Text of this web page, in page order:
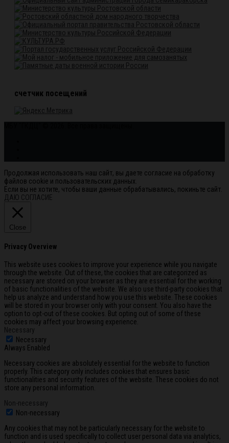
счетчик посещений
Продолжая использовать наш сайт, вы даете согласие на обработку
файлов cookie и пользовательских данных.
Если вы не хотите, чтобы ваши данные обрабатывались, покиньте сайт.
ДАЮ СОГЛАСИЕ
Close
Privacy Overview
This website uses cookies to improve your experience while you navigate
through the website. Out of these, the cookies that are categorized as
necessary are stored on your browser as they are essential for the working
of basic functionalities of the website. We also use third-party cookies that
help us analyze and understand how you use this website. These cookies
will be stored in your browser only with your consent. You also have the
option to opt-out of these cookies. But opting out of some of these
cookies may affect your browsing experience.
Necessary
Necessary
Always Enabled
Necessary cookies are absolutely essential for the website to function
properly. This category only includes cookies that ensures basic
functionalities and security features of the website. These cookies do not
store any personal information.
Non-necessary
Non-necessary
Any cookies that may not be particularly necessary for the website to
function and is used specifically to collect user personal data via analytics,